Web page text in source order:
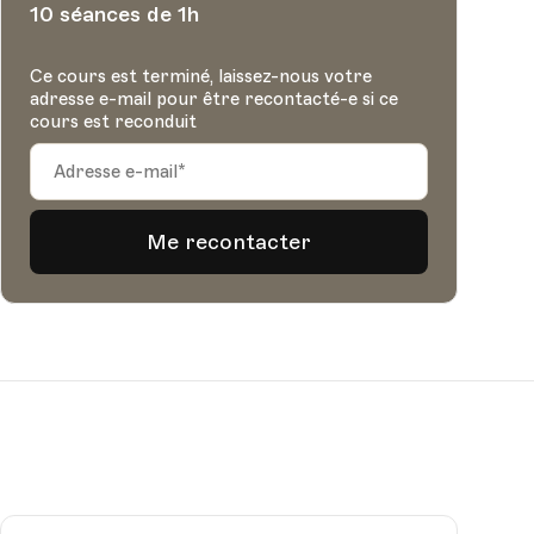
10 séances de 1h
Ce cours est terminé, laissez-nous votre
adresse e-mail pour être recontacté-e si ce
cours est reconduit